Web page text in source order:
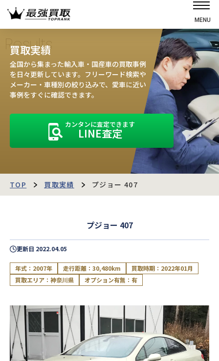
MENU
選ばれる理由
高価買取の仕組み
売却の流れ
お客様の声
運営会社
最強買取マガジン
Results
買取実績
全国から集まった輸入車・国産車の買取事例
を日々更新しています。フリーワード検索や
メーカー・車種別の絞り込みで、愛車に近い
事例をすぐに確認できます。
カンタンに査定できます
LINE査定
TOP 買取実績 プジョー 407
プジョー 407
更新日 2022.04.05
年式：2007年 走行距離：30,480km
買取時期：2022年01月
買取エリア：神奈川県
オプション有無：有